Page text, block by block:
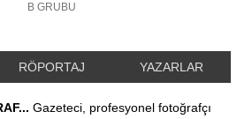
B GRUBU
RÖPORTAJ YAZARLAR
Gazeteci, profesyonel fotoğrafçı